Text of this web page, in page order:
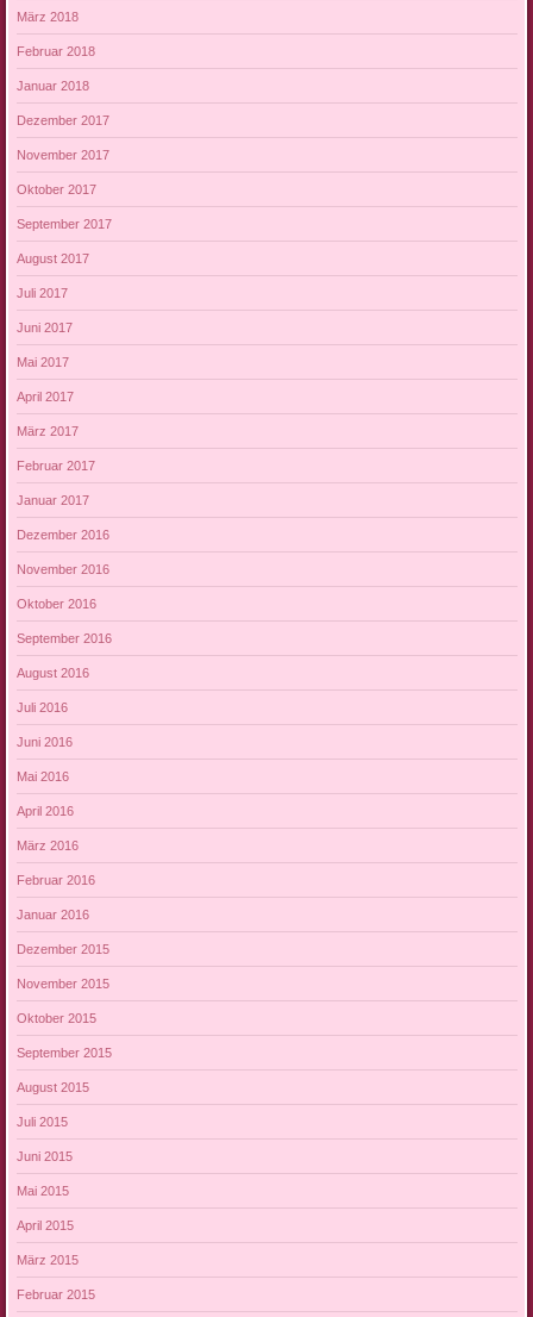
März 2018
Februar 2018
Januar 2018
Dezember 2017
November 2017
Oktober 2017
September 2017
August 2017
Juli 2017
Juni 2017
Mai 2017
April 2017
März 2017
Februar 2017
Januar 2017
Dezember 2016
November 2016
Oktober 2016
September 2016
August 2016
Juli 2016
Juni 2016
Mai 2016
April 2016
März 2016
Februar 2016
Januar 2016
Dezember 2015
November 2015
Oktober 2015
September 2015
August 2015
Juli 2015
Juni 2015
Mai 2015
April 2015
März 2015
Februar 2015